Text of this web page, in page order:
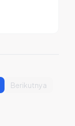
Berikutnya